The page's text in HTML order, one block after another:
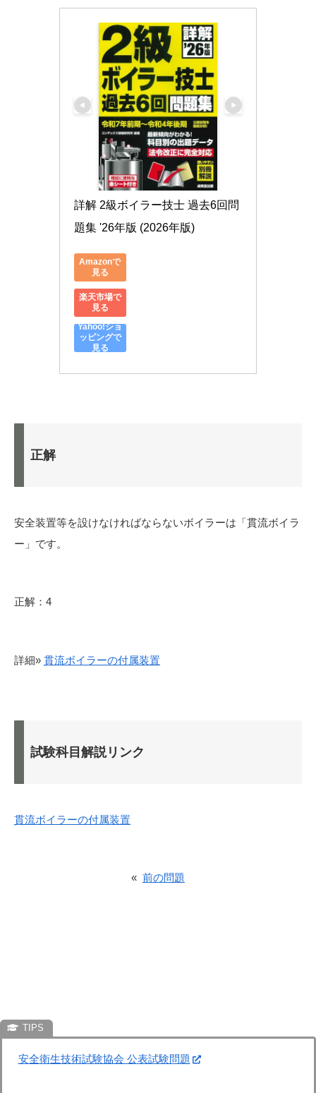
詳解 2級ボイラー技士 過去6回問
題集 '26年版 (2026年版)
Amazonで
見る
楽天市場で
見る
Yahoo!ショ
ッピングで
見る
正解
安全装置等を設けなければならないボイラーは「貫流ボイラ
ー」です。
正解：4
詳細» 貫流ボイラーの付属装置
試験科目解説リンク
貫流ボイラーの付属装置
« 前の問題
安全衛生技術試験協会 公表試験問題